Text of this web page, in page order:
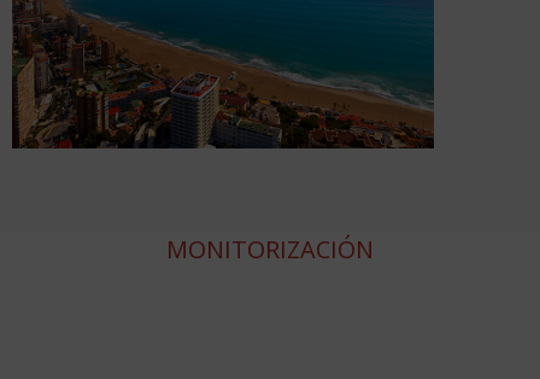
MONITORIZACIÓN